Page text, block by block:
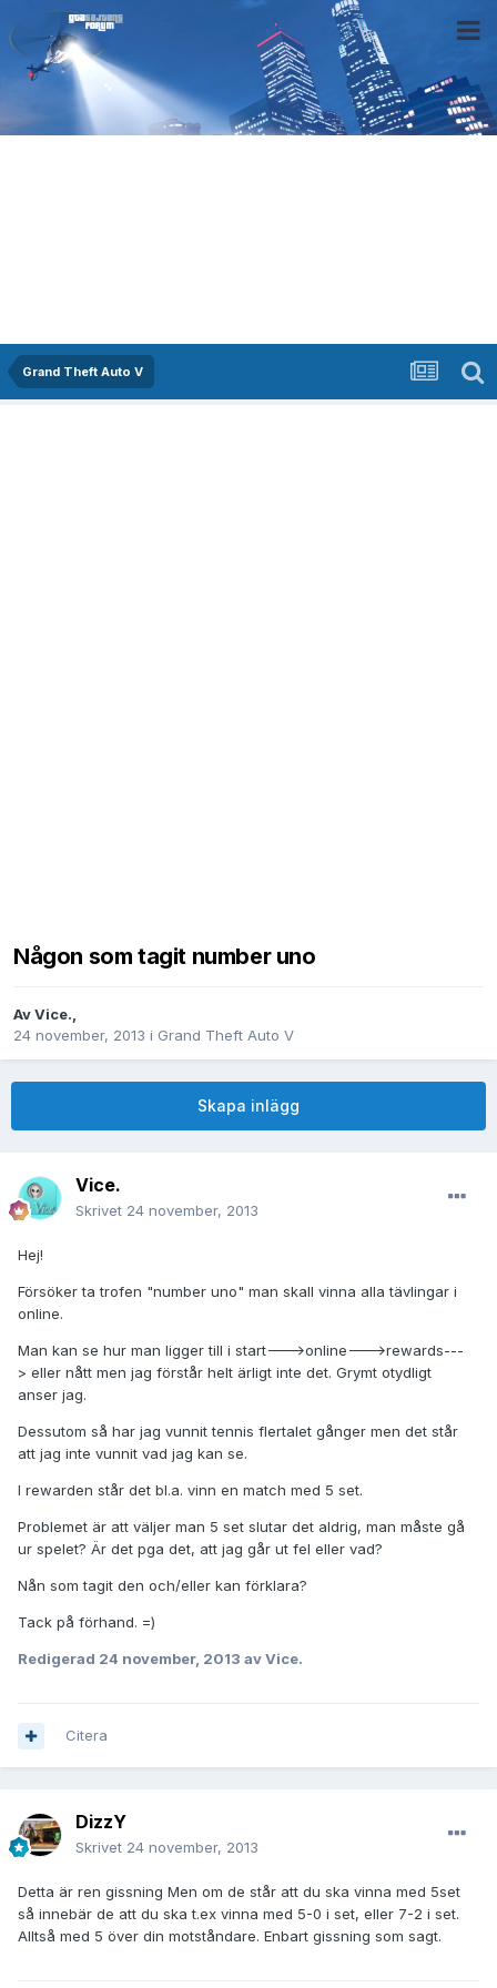
Grand Theft Auto V
Någon som tagit number uno
AvVice.,
24 november, 2013 i Grand Theft Auto V
Skapa inlägg
Vice.
Skrivet 24 november, 2013
Hej!
Försöker ta trofen "number uno" man skall vinna alla tävlingar i
online.
Man kan se hur man ligger till i start--->online--->rewards---
> eller nått men jag förstår helt ärligt inte det. Grymt otydligt
anser jag.
Dessutom så har jag vunnit tennis flertalet gånger men det står
att jag inte vunnit vad jag kan se.
I rewarden står det bl.a. vinn en match med 5 set.
Problemet är att väljer man 5 set slutar det aldrig, man måste gå
ur spelet? Är det pga det, att jag går ut fel eller vad?
Nån som tagit den och/eller kan förklara?
Tack på förhand. =)
Redigerad 24 november, 2013 av Vice.
Citera
DizzY
Skrivet 24 november, 2013
Detta är ren gissning Men om de står att du ska vinna med 5set
så innebär de att du ska t.ex vinna med 5-0 i set, eller 7-2 i set.
Alltså med 5 över din motståndare. Enbart gissning som sagt.